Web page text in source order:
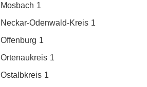
Mosbach 1
Neckar-Odenwald-Kreis 1
Offenburg 1
Ortenaukreis 1
Ostalbkreis 1